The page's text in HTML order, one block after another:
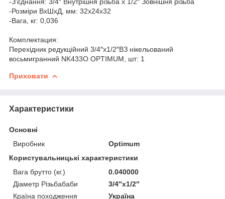
-Розміри ВхШхД, мм: 32х24х32
-Вага, кг: 0,036
Комплектация:
Перехідник редукційний 3/4″х1/2″ВЗ нікельований
восьмигранний NK433O OPTIMUM, шт: 1
Приховати
Характеристики
Основні
Виробник
Optimum
Користувальницькі характеристики
Вага брутто (кг.)
0.040000
Діаметр Різьбабаби
3/4″x1/2″
Країна походження
Україна